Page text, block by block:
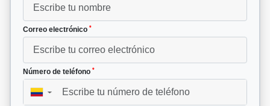
Correo electrónico *
Número de teléfono *
▼